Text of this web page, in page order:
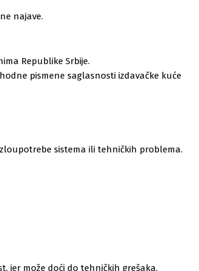
najave.
Republike Srbije.
pismene saglasnosti izdavačke kuće
sistema ili tehničkih problema.
jer može doći do tehničkih grešaka.